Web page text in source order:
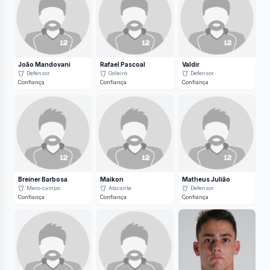
João Mandovani
Defensor
Confiança
Rafael Pascoal
Goleiro
Confiança
Valdir
Defensor
Confiança
Breiner Barbosa
Meio-campo
Confiança
Maikon
Atacante
Confiança
Matheus Julião
Defensor
Confiança